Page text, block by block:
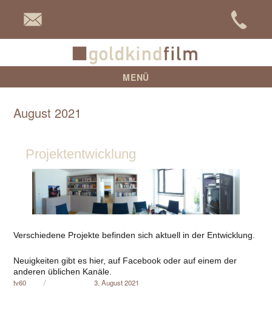
MENÜ
August 2021
Projektentwicklung
Verschiedene Projekte befinden sich aktuell in der Entwicklung.
Neuigkeiten gibt es hier, auf Facebook oder auf einem der
anderen üblichen Kanäle.
Autor
tv60 Veröffentlicht am
3. August 2021